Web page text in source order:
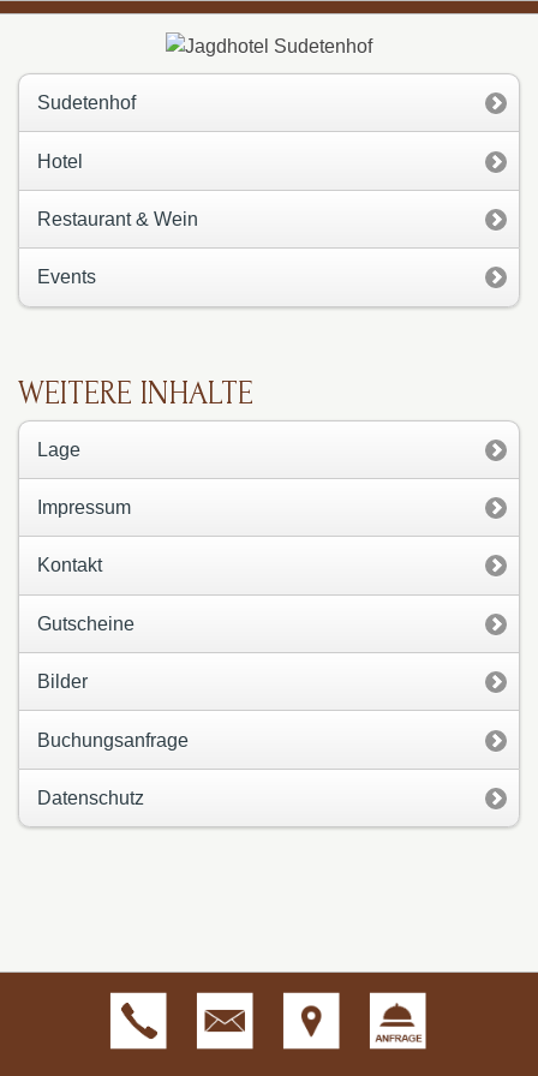
Sudetenhof
Hotel
Restaurant & Wein
Events
WEITERE INHALTE
Lage
Impressum
Kontakt
Gutscheine
Bilder
Buchungsanfrage
Datenschutz